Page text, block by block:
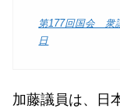
第177回国会
日
加藤議員は、日